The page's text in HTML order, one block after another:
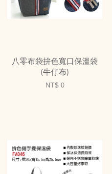
八零布袋拚色寬口保溫袋
(牛仔布)
NT$ 0